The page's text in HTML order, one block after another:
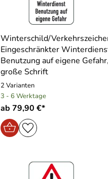
Winterschild/
Eingeschränkter
Benutzung auf eigene
große Schrift
2 Varianten
3 - 6 Werktage
ab 79,90 €*